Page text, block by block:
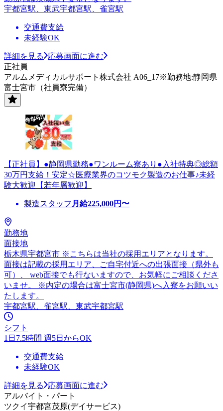
宇都宮駅、東武宇都宮駅、雀宮駅
交通費支給
未経験OK
詳細を見る
応募画面に進む
正社員
アルムメディカルサポート株式会社 A06_17※勤務地:静岡県
富士宮市（社員寮完備）
【正社員】●静岡県勤務●ワンルーム寮あり●入社特典◎総額
30万円支給！安定☆医療業界のコツモク製造のお仕事♪未経
験大歓迎【若年層歓迎】
製造スタッフ 月給225,000円〜
勤務地
面接地
栃木県宇都宮市 ※こちらは当社の採用エリアとなります。
面接は記載の採用エリア、ご自宅付近への出張面接（県外も
可）、 web面接でも行ないますので、お気軽にご相談くださ
いませ。 ※内定の場合は富士宮市(静岡県)へ入寮をお願いい
たします。
宇都宮駅、雀宮駅、東武宇都宮駅
シフト
1日7.5時間 週5日からOK
交通費支給
未経験OK
詳細を見る
応募画面に進む
アルバイト・パート
ツクイ宇都宮茂原(デイサービス)